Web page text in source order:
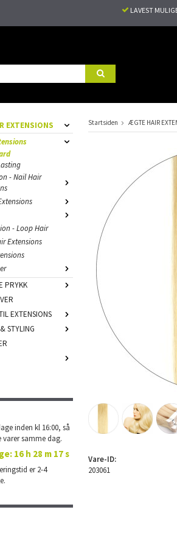
LAVEST
EXTENSIONS
- Nail Hair
- Loop Hair
Extensions
PRYKK
EXTENSIONS
STYLING
inden kl 16:00, så
varer samme dag.
16 h 28 m 17 s
er 2-4
Startsiden ÆGTE HAIR
Vare-ID:
203061